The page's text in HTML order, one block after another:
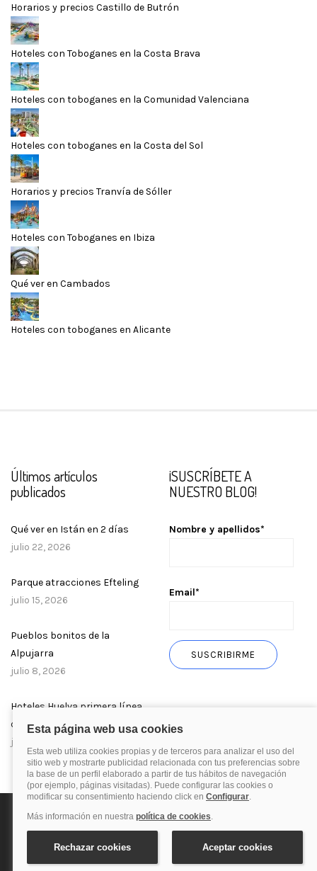
Horarios y precios Castillo de Butrón
Hoteles con Toboganes en la Costa Brava
Hoteles con toboganes en la Comunidad Valenciana
Hoteles con toboganes en la Costa del Sol
Horarios y precios Tranvía de Sóller
Hoteles con Toboganes en Ibiza
Qué ver en Cambados
Hoteles con toboganes en Alicante
Últimos artículos
publicados
Qué ver en Istán en 2 días
julio 22, 2026
Parque atracciones Efteling
julio 15, 2026
Pueblos bonitos de la
Alpujarra
julio 8, 2026
Hoteles Huelva primera línea
de playa
julio 1, 2026
¡SUSCRÍBETE A
NUESTRO BLOG!
Nombre y apellidos*
Email*
© 2025 Blog de quehoteles.com. Todos los derechos reservados.